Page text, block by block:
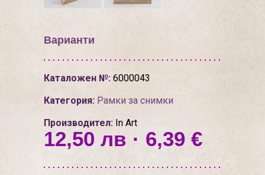
Варианти
Каталожен №: 6000043
Категория: Рамки за снимки
Производител: In Art
12,50 лв · 6,39 €